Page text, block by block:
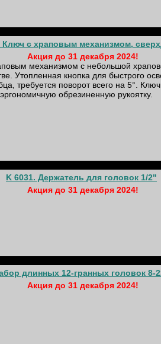
Ключ с храповым механизмом,
Акция до 31 декабря 2024!
механизмом с небольшой
Утопленная кнопка для быстрого
требуется поворот всего на 5°.
обрезиненную рукоятку.
K 6031. Держатель для головок 1/2"
Акция до 31 декабря 2024!
длинных 12-гранных головок 8-
Акция до 31 декабря 2024!